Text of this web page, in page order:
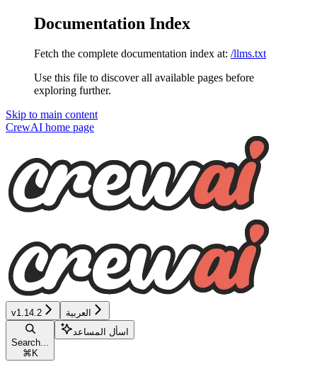
Documentation Index
Fetch the complete documentation index at: /llms.txt
Use this file to discover all available pages before
exploring further.
Skip to main content
CrewAI home page
v1.14.2 العربية
Search...
⌘ K
اسأل المساعد